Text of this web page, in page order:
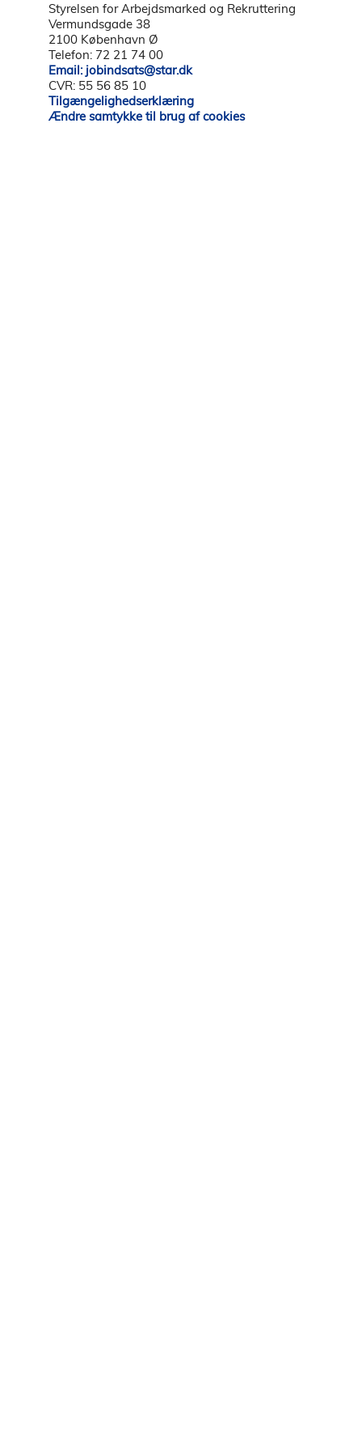
Styrelsen for Arbejdsmarked og Rekruttering
Vermundsgade 38
2100 København Ø
Telefon: 72 21 74 00
Email: jobindsats@star.dk
CVR: 55 56 85 10
Tilgængelighedserklæring
Ændre samtykke til brug af cookies